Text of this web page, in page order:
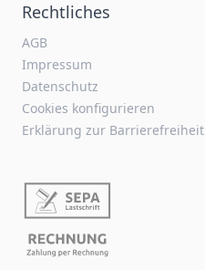
Rechtliches
AGB
Impressum
Datenschutz
Cookies konfigurieren
Erklärung zur Barrierefreiheit